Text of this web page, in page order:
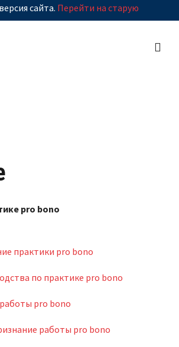
сайта. Перейти на старую
pro bono
практики pro bono
по практике pro bono
pro bono
работы pro bono